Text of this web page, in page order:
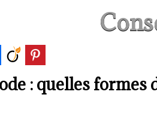
: quelles formes